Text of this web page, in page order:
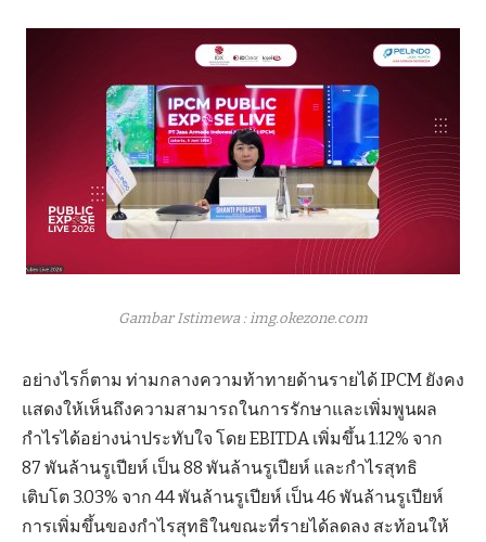
Gambar Istimewa : img.okezone.com
อย่างไรก็ตาม ท่ามกลางความท้าทายด้านรายได้ IPCM ยังคง
แสดงให้เห็นถึงความสามารถในการรักษาและเพิ่มพูนผล
กำไรได้อย่างน่าประทับใจ โดย EBITDA เพิ่มขึ้น 1.12% จาก
87 พันล้านรูเปียห์ เป็น 88 พันล้านรูเปียห์ และกำไรสุทธิ
เติบโต 3.03% จาก 44 พันล้านรูเปียห์ เป็น 46 พันล้านรูเปียห์
การเพิ่มขึ้นของกำไรสุทธิในขณะที่รายได้ลดลง สะท้อนให้